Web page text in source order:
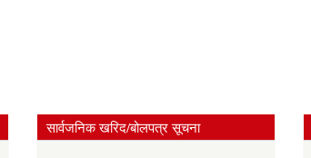
सार्वजनिक खरिद/बोलपत्र सूचना